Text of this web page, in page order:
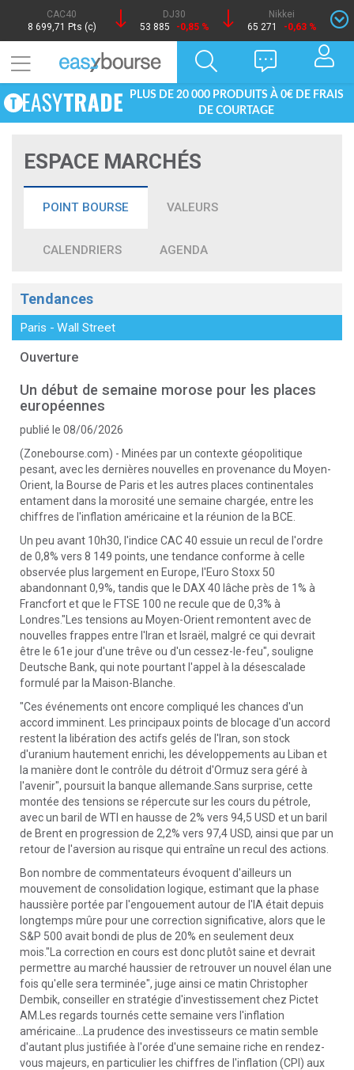
CAC40
8 699,71 Pts (c)
DJ30
53 885
-0,85 %
Nikkei
65 271
-0,63 %
PLUS DE 20 000 PRODUITS À 0€ DE FRAIS
DE COURTAGE
ESPACE MARCHÉS
POINT BOURSE VALEURS
CALENDRIERS AGENDA
Tendances
Paris - Wall Street
Ouverture
Un début de semaine morose pour les places
européennes
publié le 08/06/2026
(Zonebourse.com) - Minées par un contexte géopolitique
pesant, avec les dernières nouvelles en provenance du Moyen-
Orient, la Bourse de Paris et les autres places continentales
entament dans la morosité une semaine chargée, entre les
chiffres de l'inflation américaine et la réunion de la BCE.
Un peu avant 10h30, l'indice CAC 40 essuie un recul de l'ordre
de 0,8% vers 8 149 points, une tendance conforme à celle
observée plus largement en Europe, l'Euro Stoxx 50
abandonnant 0,9%, tandis que le DAX 40 lâche près de 1% à
Francfort et que le FTSE 100 ne recule que de 0,3% à
Londres."Les tensions au Moyen-Orient remontent avec de
nouvelles frappes entre l'Iran et Israël, malgré ce qui devrait
être le 61e jour d'une trêve ou d'un cessez-le-feu", souligne
Deutsche Bank, qui note pourtant l'appel à la désescalade
formulé par la Maison-Blanche.
"Ces événements ont encore compliqué les chances d'un
accord imminent. Les principaux points de blocage d'un accord
restent la libération des actifs gelés de l'Iran, son stock
d'uranium hautement enrichi, les développements au Liban et
la manière dont le contrôle du détroit d'Ormuz sera géré à
l'avenir", poursuit la banque allemande.Sans surprise, cette
montée des tensions se répercute sur les cours du pétrole,
avec un baril de WTI en hausse de 2% vers 94,5 USD et un baril
de Brent en progression de 2,2% vers 97,4 USD, ainsi que par un
retour de l'aversion au risque qui entraîne un recul des actions.
Bon nombre de commentateurs évoquent d'ailleurs un
mouvement de consolidation logique, estimant que la phase
haussière portée par l'engouement autour de l'IA était depuis
longtemps mûre pour une correction significative, alors que le
S&P 500 avait bondi de plus de 20% en seulement deux
mois."La correction en cours est donc plutôt saine et devrait
permettre au marché haussier de retrouver un nouvel élan une
fois qu'elle sera terminée", juge ainsi ce matin Christopher
Dembik, conseiller en stratégie d'investissement chez Pictet
AM.Les regards tournés cette semaine vers l'inflation
américaine...La prudence des investisseurs ce matin semble
d'autant plus justifiée à l'orée d'une semaine riche en rendez-
vous majeurs, en particulier les chiffres de l'inflation (CPI) aux